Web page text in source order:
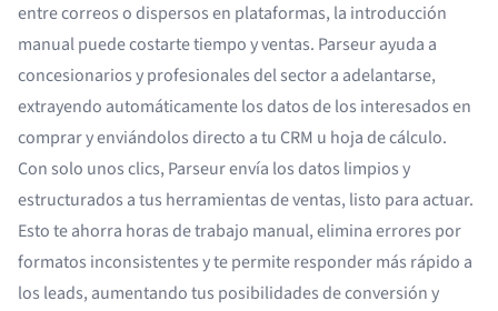
entre correos o dispersos en plataformas, la introducción
manual puede costarte tiempo y ventas. Parseur ayuda a
concesionarios y profesionales del sector a adelantarse,
extrayendo automáticamente los datos de los interesados en
comprar y enviándolos directo a tu CRM u hoja de cálculo.
Con solo unos clics, Parseur envía los datos limpios y
estructurados a tus herramientas de ventas, listo para actuar.
Esto te ahorra horas de trabajo manual, elimina errores por
formatos inconsistentes y te permite responder más rápido a
los leads, aumentando tus posibilidades de conversión y